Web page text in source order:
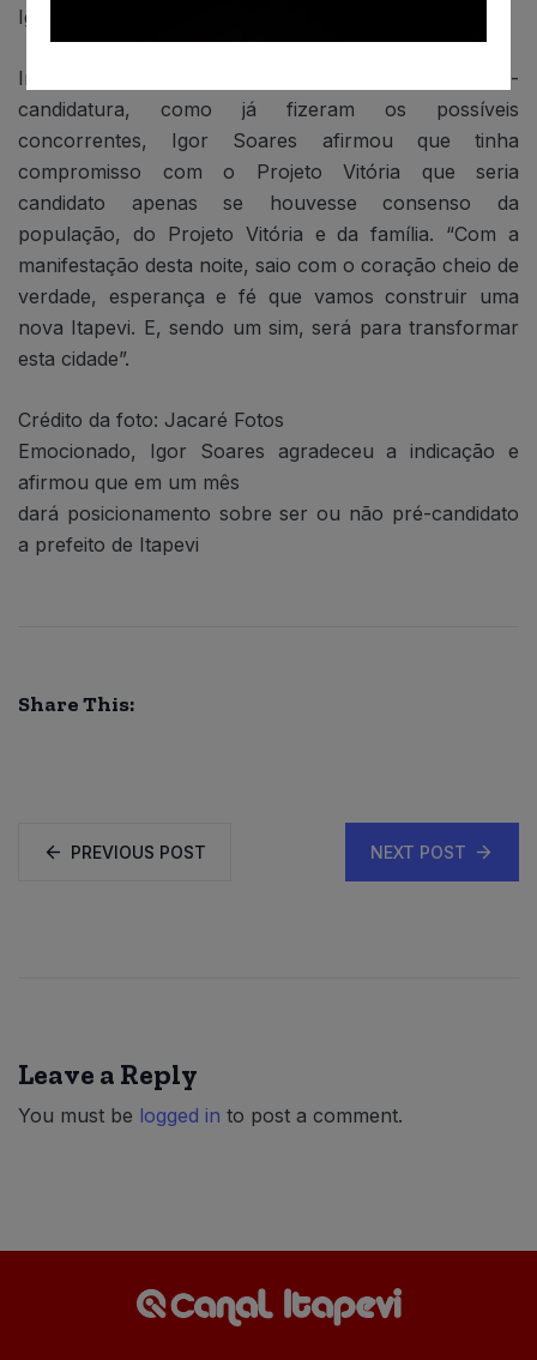
Igor Soares.
Indagado porque não havia lançado a pré-
candidatura, como já fizeram os possíveis
concorrentes, Igor Soares afirmou que tinha
compromisso com o Projeto Vitória que seria
candidato apenas se houvesse consenso da
população, do Projeto Vitória e da família. “Com a
manifestação desta noite, saio com o coração cheio de
verdade, esperança e fé que vamos construir uma
nova Itapevi. E, sendo um sim, será para transformar
esta cidade”.
Crédito da foto: Jacaré Fotos
Emocionado, Igor Soares agradeceu a indicação e
afirmou que em um mês
dará posicionamento sobre ser ou não pré-candidato
a prefeito de Itapevi
Share This:
PREVIOUS POST NEXT POST
Leave a Reply
You must be logged in to post a comment.